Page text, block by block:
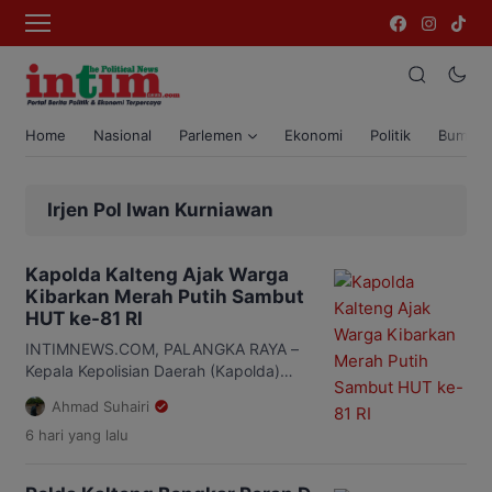
Home Nasional Parlemen Ekonomi Politik Bumi
Irjen Pol Iwan Kurniawan
Kapolda Kalteng Ajak Warga
Kibarkan Merah Putih Sambut
HUT ke-81 RI
INTIMNEWS.COM, PALANGKA RAYA –
Kepala Kepolisian Daerah (Kapolda)
Kalimantan Tengah (Kalteng), Irjen Pol
Iwan Kurniawan, mengajak seluruh
masyarakat menyemarakkan
Ahmad Suhairi
6 hari yang lalu